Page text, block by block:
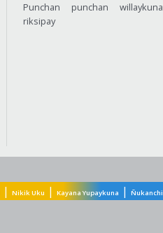
Punchan punchan
riksipay
| Nikik Uku | Kayana Yupaykuna |